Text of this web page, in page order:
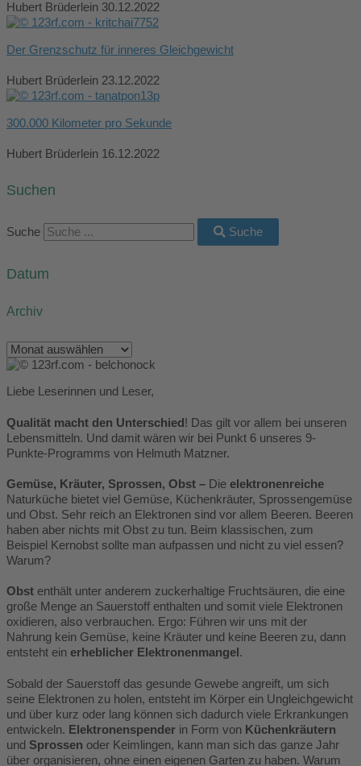
Hubert Brüderlein 30.12.2022
Der Grenzschutz für inneres Gleichgewicht
Hubert Brüderlein 23.12.2022
300.000 Kilometer pro Sekunde
Hubert Brüderlein 16.12.2022
Suchen
Suche Suche
Datum
Archiv
Liebe Leserinnen und Leser,
Qualität macht den Unterschied! Das gilt vor allem bei unseren
Lebensmitteln. Und damit wären wir bei Punkt 6 unseres 9-
Punkte-Programms von Helmuth Matzner.
Gemüse, Kräuter, Sprossen, Obst – Die elektronenreiche
Naturküche bietet viel Gemüse, Küchenkräuter, Sprossengemüse
und Obst. Sehr reich an Elektronen sind vor allem Beeren. Beeren
haben aber nichts mit Obst zu tun. Beim klassischen, zum
Beispiel Kernobst sollte man aufpassen und nicht zu viel essen?
Warum?
Obst enthält unter anderem zuckerhaltige Fruchtsäuren, die eine
große Menge an Sauerstoff enthalten und somit viele Elektronen
oxidieren, also verbrauchen. Ergo: Führen wir uns mit der
Nahrung kein Gemüse, keine Kräuter und keine Beeren zu, dann
entsteht ein erheblicher Elektronenmangel .
Sobald der Sauerstoff das gesunde Gewebe angreift, um sich
seine Elektronen zu holen, entsteht im Körper ein Ungleichgewicht
und über kurz oder lang können sich dadurch viele Erkrankungen
entwickeln. Elektronenspender in Form von Küchenkräutern
und Sprossen oder Keimlingen, kann man sich das ganze Jahr
über organisieren, ohne einen eigenen Garten zu haben. Warum